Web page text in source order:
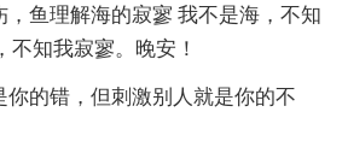
，鱼理解海的寂寥 我不是海，不知
不知我寂寥。晚安！
你的错，但刺激别人就是你的不